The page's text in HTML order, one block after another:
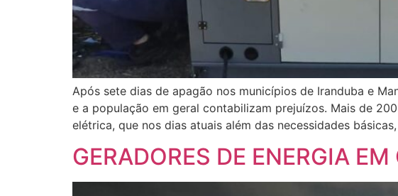
Após sete dias de apagão nos municípios de Iranduba e
e a população em geral contabilizam prejuízos. Mais de
elétrica, que nos dias atuais além das necessidades
GERADORES DE ENERGIA